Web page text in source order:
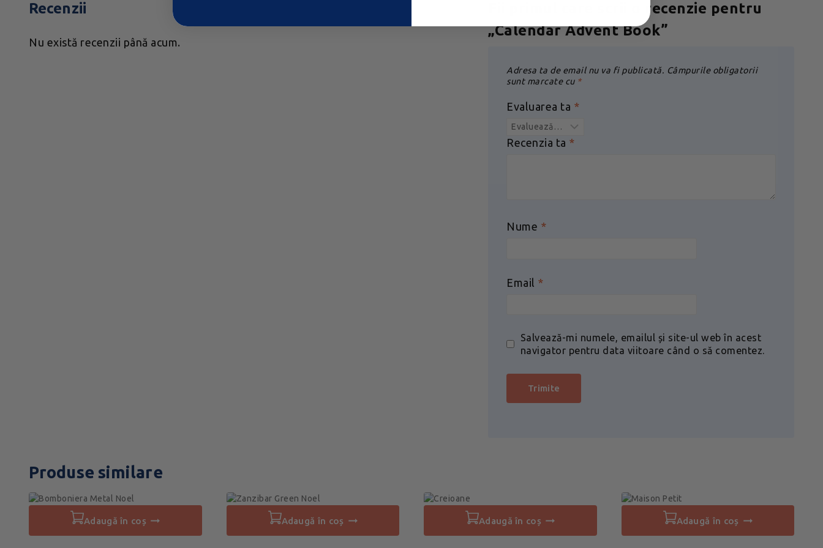
Recenzii
Nu există recenzii până acum.
Fii primul care scrii o recenzie pentru
„Calendar Advent Book”
Adresa ta de email nu va fi publicată. Câmpurile obligatorii
sunt marcate cu *
Evaluarea ta *
Recenzia ta *
Nume *
Email *
Salvează-mi numele, emailul și site-ul web în acest
navigator pentru data viitoare când o să comentez.
Produse similare
adaugă în coș adaugă în coș adaugă în coș adaugă în coș